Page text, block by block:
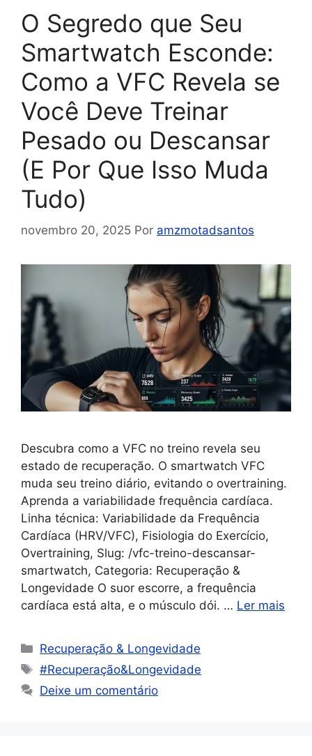
O Segredo que Seu
Smartwatch Esconde:
Como a VFC Revela se
Você Deve Treinar
Pesado ou Descansar
(E Por Que Isso Muda
Tudo)
novembro 20, 2025 Por amzmotadsantos
Descubra como a VFC no treino revela seu
estado de recuperação. O smartwatch VFC
muda seu treino diário, evitando o overtraining.
Aprenda a variabilidade frequência cardíaca.
Linha técnica: Variabilidade da Frequência
Cardíaca (HRV/VFC), Fisiologia do Exercício,
Overtraining, Slug: /vfc-treino-descansar-
smartwatch, Categoria: Recuperação &
Longevidade O suor escorre, a frequência
cardíaca está alta, e o músculo dói. … Ler mais
Recuperação & Longevidade
#Recuperação&Longevidade
Deixe um comentário